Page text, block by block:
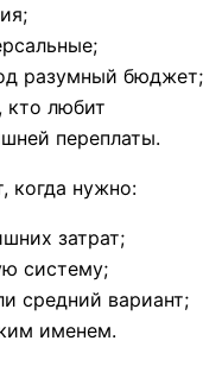
разумный бюджет;
кто любит
переплаты.
когда нужно:
затрат;
систему;
средний вариант;
именем.